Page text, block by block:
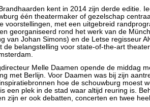
kent in 2014 zijn derde editie.
één theatermaker of gezelschap
voorstellingen, met een uitgebreid
georganiseerd rond het werk van de
van Johan Simons) en de Letse regisseur
de belangstelling voor state-of-the-art
Melle Daamen opende de middag
met Berlijn. Voor Daamen was bij zijn
hoe de schouwburg moest
een plek in de stad waar altijd reuring is.
zijn er ook debatten, concerten en twee